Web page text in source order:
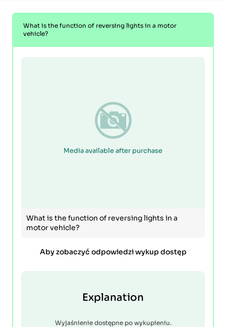
What is the function of reversing lights in a motor
vehicle?
Media available after purchase
What is the function of reversing lights in a
motor vehicle?
Aby zobaczyć odpowiedzi wykup dostęp
Explanation
Wyjaśnienie dostępne po wykupieniu.